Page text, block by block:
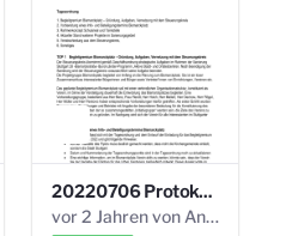
20220706 Protokoll 33. Steuerungskreis.pdf
vor 2 Jahren von Anni Schlumberger